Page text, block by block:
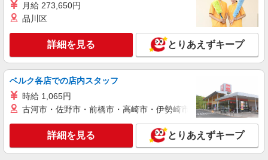
詳細を見る
株式会社シエロ
【au】の携帯販売スタッフ
時給1500円〜 ※残業代支給 ★交通費別途支給
（規定あり） ゜+゜・。○。・゜+゜・。○。・゜
+゜ 入社祝い金10万円支給(規定有) お友達を紹介
頂くと, インセンティブ支給(規定有) ★月2回払
い・週払い可能（規程有）★ ゜・。○。・゜
+゜・。○。・゜+゜
キープ 詳細を見る
月給 273,650円
品川区
詳細を見る とりあえずキープ
ベルク各店での店内スタッフ
時給 1,065円
古河市・佐野市・前橋市・高崎市・伊勢崎市・太田市・館林市
詳細を見る とりあえずキープ